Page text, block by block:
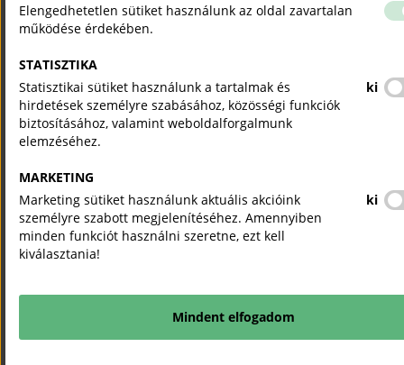
Tisztítástechnológia mesterképzési program 202603
Elengedhetetlen sütiket használunk az oldal zavartalan
működése érdekében.
STATISZTIKA
Statisztikai sütiket használunk a tartalmak és
hirdetések személyre szabásához, közösségi funkciók
biztosításához, valamint weboldalforgalmunk
elemzéséhez.
ki
MARKETING
Marketing sütiket használunk aktuális akcióink
személyre szabott megjelenítéséhez. Amennyiben
minden funkciót használni szeretne, ezt kell
kiválasztania!
ki
Mindent elfogadom